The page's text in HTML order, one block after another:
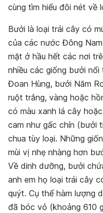
cùng tìm hiểu đôi nét về
Bưởi là loại trái cây có
của các nước Đông
mặt ở hầu hết các nơi
nhiều các giống bưởi
Đoan Hùng, bưởi Năm
ruột trắng, vàng hoặc
có màu xanh lá cây
cam như gấc chín (bưởi
chua tùy loại. Những
mùi vị nhẹ nhàng hơn
Về dinh dưỡng, bưởi
anh em họ loại trái cây
quýt. Cụ thể hàm lượng
đã bóc vỏ (khoảng 610